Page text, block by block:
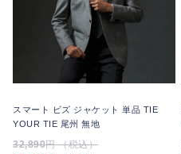
スマート ビズ ジャケット 単品 TIE
YOUR TIE 尾州 無地
32,890円 （税込）